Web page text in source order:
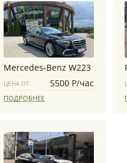
Mercedes-Benz W223
ЦЕНА ОТ: 5500 Р/час
ПОДРОБНЕЕ